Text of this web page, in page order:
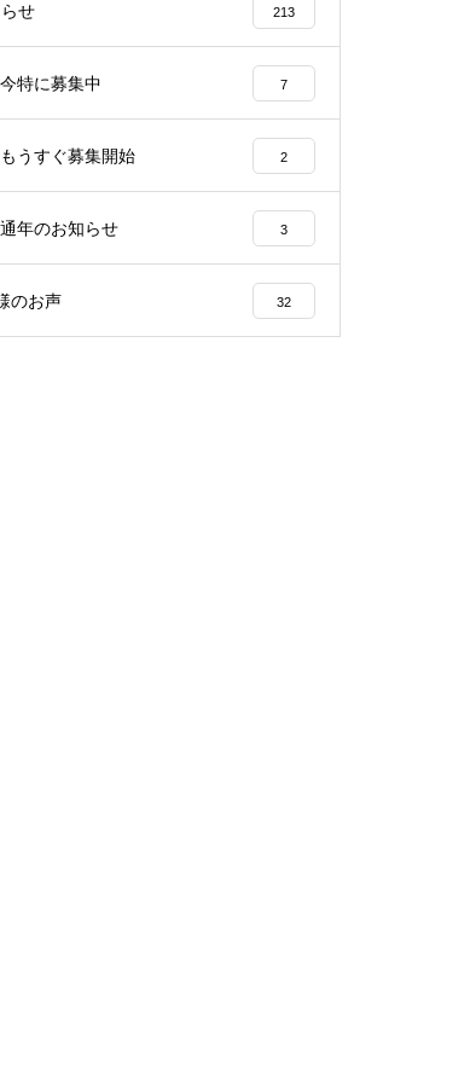
せ 213
特に募集中 7
うすぐ募集開始 2
年のお知らせ 3
のお声 32